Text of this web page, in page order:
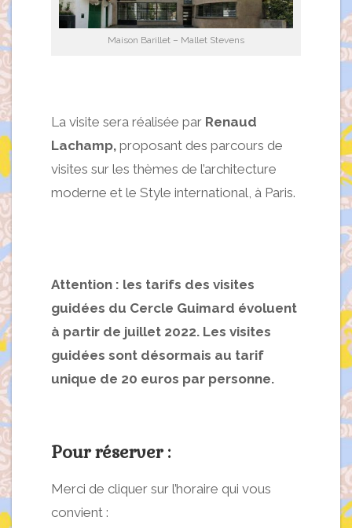
Maison Barillet – Mallet Stevens
La visite sera réalisée par Renaud
Lachamp, proposant des parcours de
visites sur les thèmes de l’architecture
moderne et le Style international, à Paris.
Attention : les tarifs des visites
guidées du Cercle Guimard évoluent
à partir de juillet 2022. Les visites
guidées sont désormais au tarif
unique de 20 euros par personne.
Pour réserver :
Merci de cliquer sur l’horaire qui vous
convient :